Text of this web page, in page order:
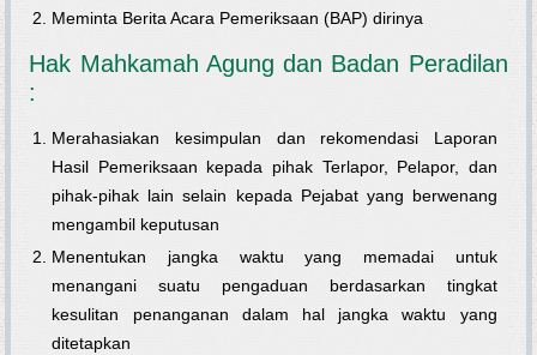
Meminta Berita Acara Pemeriksaan (BAP) dirinya
Hak Mahkamah Agung dan Badan Peradilan
:
Merahasiakan kesimpulan dan rekomendasi Laporan
Hasil Pemeriksaan kepada pihak Terlapor, Pelapor, dan
pihak-pihak lain selain kepada Pejabat yang berwenang
mengambil keputusan
Menentukan jangka waktu yang memadai untuk
menangani suatu pengaduan berdasarkan tingkat
kesulitan penanganan dalam hal jangka waktu yang
ditetapkan